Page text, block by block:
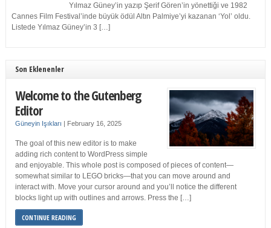
Yılmaz Güney’in yazıp Şerif Gören’in yönettiği ve 1982
Cannes Film Festival’inde büyük ödül Altın Palmiye’yi kazanan ‘Yol’ oldu.
Listede Yılmaz Güney’in 3 […]
Son Eklenenler
Welcome to the Gutenberg
Editor
Güneyin Işıkları | February 16, 2025
The goal of this new editor is to make
adding rich content to WordPress simple
and enjoyable. This whole post is composed of pieces of content—
somewhat similar to LEGO bricks—that you can move around and
interact with. Move your cursor around and you’ll notice the different
blocks light up with outlines and arrows. Press the […]
CONTINUE READING